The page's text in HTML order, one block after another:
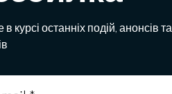
в курсі останніх подій, анонсів та